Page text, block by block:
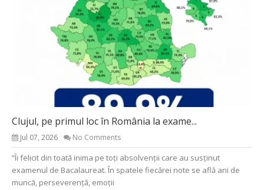
Clujul, pe primul loc în România la exame...
Jul 07, 2026 No Comments
“Îi felicit din toată inima pe toți absolvenții care au susținut
examenul de Bacalaureat. În spatele fiecărei note se află ani de
muncă, perseverență, emoții